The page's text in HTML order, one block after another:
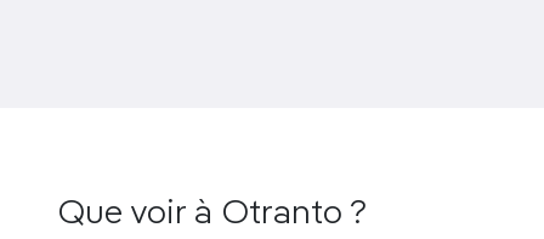
Que voir à Otranto ?